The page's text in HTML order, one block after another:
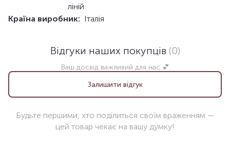
ліній
Країна виробник: Італія
Відгуки наших покупців (0)
Ваш досвід важливий для нас 💕
Залишити відгук
Будьте першими, хто поділиться своїм враженням —
цей товар чекає на вашу думку!